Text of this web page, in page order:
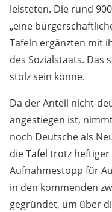
leisteten. Die rund
„eine
Tafeln ergänzten mit
des Sozialstaats. Das
stolz sein könne.
Da der Anteil nicht-
angestiegen ist,
noch Deutsche als
die Tafel trotz
Aufnahmestopp für
in den kommenden
gegründet, um über